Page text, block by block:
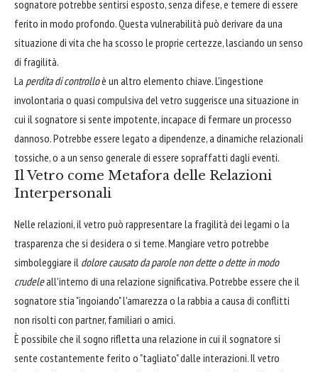
sognatore potrebbe sentirsi esposto, senza difese, e temere di essere
ferito in modo profondo. Questa vulnerabilità può derivare da una
situazione di vita che ha scosso le proprie certezze, lasciando un senso
di fragilità.
La perdita di controlloè un altro elemento chiave. L'ingestione
involontaria o quasi compulsiva del vetro suggerisce una situazione in
cui il sognatore si sente impotente, incapace di fermare un processo
dannoso. Potrebbe essere legato a dipendenze, a dinamiche relazionali
tossiche, o a un senso generale di essere sopraffatti dagli eventi.
Il Vetro come Metafora delle Relazioni
Interpersonali
Nelle relazioni, il vetro può rappresentare la fragilità dei legami o la
trasparenza che si desidera o si teme. Mangiare vetro potrebbe
simboleggiare il dolore causato da parole non dette o dette in modo
crudeleall'interno di una relazione significativa. Potrebbe essere che il
sognatore stia "ingoiando" l'amarezza o la rabbia a causa di conflitti
non risolti con partner, familiari o amici.
È possibile che il sogno rifletta una relazione in cui il sognatore si
sente costantemente ferito o "tagliato" dalle interazioni. Il vetro